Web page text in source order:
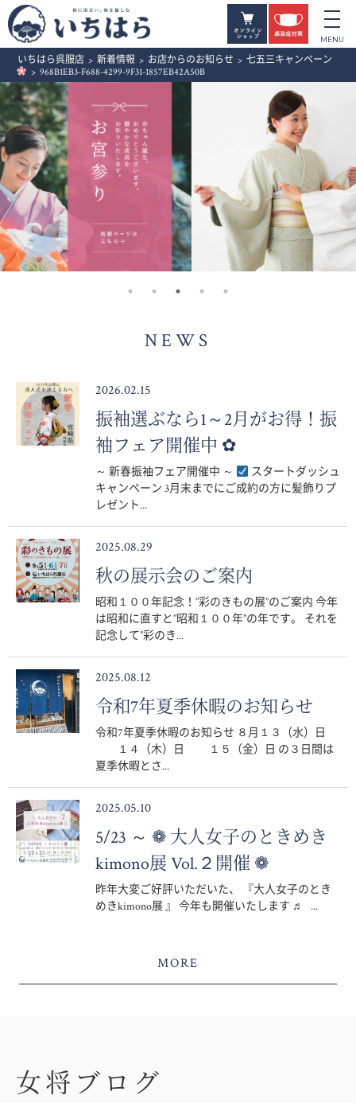
いちはら呉服店 > 新着情報 > お店からのお知らせ > 七五三キャンペーン
> 968B1EB3-F688-4299-9F31-1857EB42A50B
NEWS
2026.02.15
振袖選ぶなら1～2月がお得！振
袖フェア開催中 ✿
～ 新春振袖フェア開催中 ～
スタートダッシュ
キャンペーン 3月末までにご成約の方に髪飾りプ
レゼント...
2025.08.29
秋の展示会のご案内
昭和１００年記念！”彩のきもの展”のご案内 今年
は昭和に直すと”昭和１００年”の年です。 それを
記念して”彩のき...
2025.08.12
令和7年夏季休暇のお知らせ
令和7年夏季休暇のお知らせ ８月１３（水）日
１４（木）日 １５（金）日 の３日間は
夏季休暇とさ...
2025.05.10
5/23 ～ ❁ 大人女子のときめき
kimono展 Vol.２開催 ❁
昨年大変ご好評いただいた、 『大人女子のとき
めきkimono展 』 今年も開催いたします ♬ ...
MORE
女将ブログ